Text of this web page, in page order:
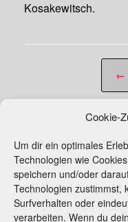
Cookie-
Um dir ein optimales
Technologien wie
speichern und/oder
Technologien zustimmst,
Surfverhalten oder
verarbeiten. Wenn du
Kosakewitsch.
←